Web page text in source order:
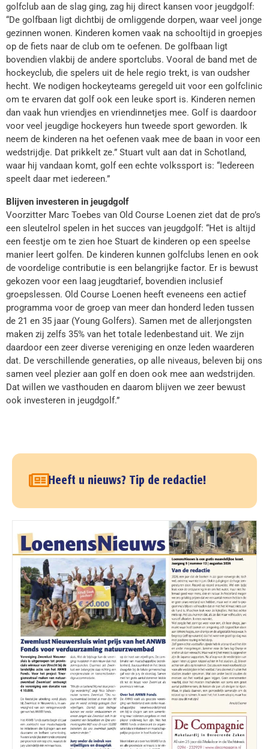
golfclub aan de slag ging, zag hij direct kansen voor jeugdgolf:
“De golfbaan ligt dichtbij de omliggende dorpen, waar veel jonge
gezinnen wonen. Kinderen komen vaak na schooltijd in groepjes
op de fiets naar de club om te oefenen. De golfbaan ligt
bovendien vlakbij de andere sportclubs. Vooral de band met de
hockeyclub, die spelers uit de hele regio trekt, is van oudsher
hecht. We nodigen hockeyteams geregeld uit voor een golfclinic
om te ervaren dat golf ook een leuke sport is. Kinderen nemen
dan vaak hun vriendjes en vriendinnetjes mee. Golf is daardoor
voor veel jeugdige hockeyers hun tweede sport geworden. Ik
neem de kinderen na het oefenen vaak mee de baan in voor een
wedstrijdje. Dat prikkelt ze.” Stuart vult aan dat in Schotland,
waar hij vandaan komt, golf een echte volkssport is: “Iedereen
speelt daar met iedereen.”
Blijven investeren in jeugdgolf
Voorzitter Marc Toebes van Old Course Loenen ziet dat de pro’s
een sleutelrol spelen in het succes van jeugdgolf: “Het is altijd
een feestje om te zien hoe Stuart de kinderen op een speelse
manier leert golfen. De kinderen kunnen golfclubs lenen en ook
de voordelige contributie is een belangrijke factor. Er is bewust
gekozen voor een laag jeugdtarief, bovendien inclusief
groepslessen. Old Course Loenen heeft eveneens een actief
programma voor de groep van meer dan honderd leden tussen
de 21 en 35 jaar (Young Golfers). Samen met de allerjongsten
maken zij zelfs 35% van het totale ledenbestand uit. We zijn
daardoor een zeer diverse vereniging en onze leden waarderen
dat. De verschillende generaties, op alle niveaus, beleven bij ons
samen veel plezier aan golf en doen ook mee aan wedstrijden.
Dat willen we vasthouden en daarom blijven we zeer bewust
ook investeren in jeugdgolf.”
Heeft u nieuws? Tip de redactie!